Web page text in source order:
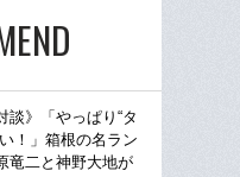
談》「やっぱり“タ
！」箱根の名ラン
竜二と神野大地が